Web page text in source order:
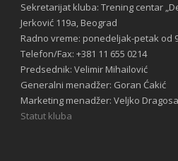
Sekretarijat kluba: Trening centar
Jerković 119a, Beograd
Radno vreme: ponedeljak-petak od
Telefon/Fax: +381 11 655 0214
Predsednik: Velimir Mihailović
Generalni menadžer: Goran Ćakić
Marketing menadžer: Veljko
Statut kluba